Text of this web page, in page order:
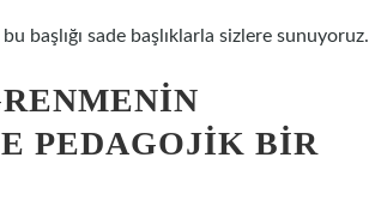
başlığı sade başlıklarla sizlere sunuyoruz.
PEDAGOJIK BIR